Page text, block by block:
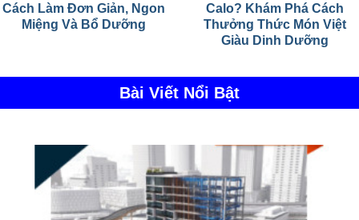
Cách Làm Đơn Giản, Ngon
Miệng Và Bổ Dưỡng
Calo? Khám Phá Cách
Thưởng Thức Món Việt
Giàu Dinh Dưỡng
Bài Viết Nổi Bật